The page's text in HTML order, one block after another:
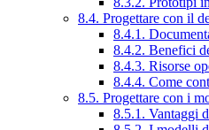
8.4. Progettare con il
8.4.1.
8.4.2. Benefici
8.4.3. Risorse
8.4.4. Come
8.5. Progettare con i
8.5.1. Vantaggi